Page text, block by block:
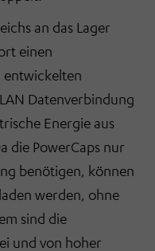
an das Lager
einen
entwickelten
Datenverbindung
Energie aus
die PowerCaps nur
benötigen, können
werden, ohne
sind die
und von hoher